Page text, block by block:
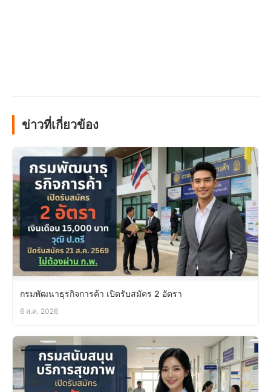
ข่าวที่เกี่ยวข้อง
กรมพัฒนาธุรกิจการค้า เปิดรับสมัคร 2 อัตรา
6 ส.ค. 2026